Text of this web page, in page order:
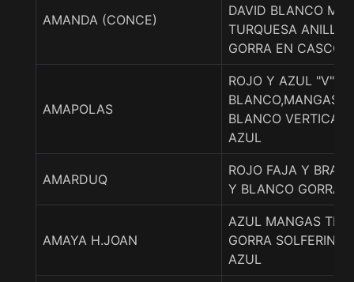
AMANDA (CONCE)
DAVID BLANCO
TURQUESA
GORRA EN CASCOS
AMAPOLAS
ROJO Y AZUL "V"
BLANCO,MANGAS
BLANCO
AZUL
AMARDUQ
ROJO FAJA Y
Y BLANCO GORRA
AMAYA H.JOAN
AZUL MANGAS
GORRA
AZUL